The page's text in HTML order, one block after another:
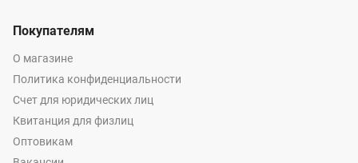
Покупателям
О магазине
Политика конфиденциальности
Счет для юридических лиц
Квитанция для физлиц
Оптовикам